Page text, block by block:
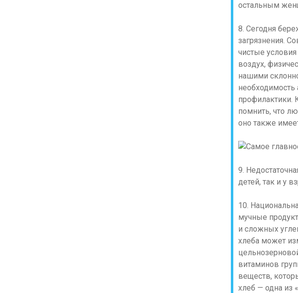
остальным
8. Сегодня
загрязнения.
чистые
воздух,
нашими
профилактики.
помнить, что
оно также
9.
детей, так и у
10.
мучные
и сложных
хлеба может
витаминов
веществ,
хлеб — одна из